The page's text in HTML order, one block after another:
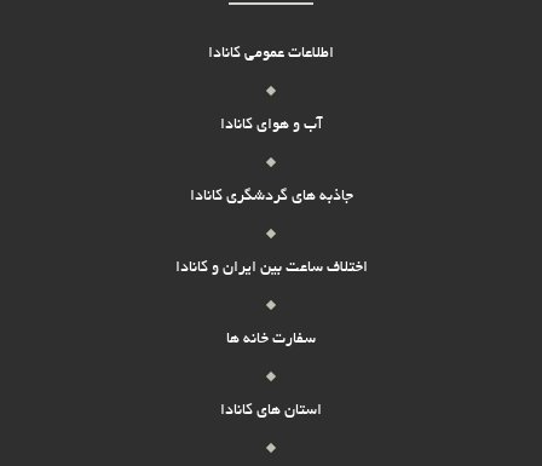
اطلاعات عمومی کانادا
آب و هوای کانادا
جاذبه های گردشگری کانادا
اختلاف ساعت بین ایران و کانادا
سفارت خانه ها
استان های کانادا